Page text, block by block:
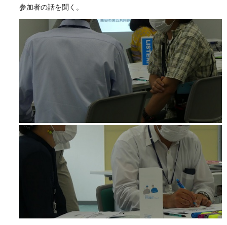
参加者の話を聞く。